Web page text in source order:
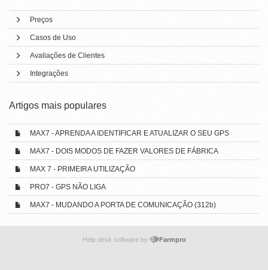
Preços
Casos de Uso
Avaliações de Clientes
Integrações
Artigos mais populares
MAX7 - APRENDA A IDENTIFICAR E ATUALIZAR O SEU GPS
MAX7 - DOIS MODOS DE FAZER VALORES DE FÁBRICA
MAX 7 - PRIMEIRA UTILIZAÇÃO
PRO7 - GPS NÃO LIGA
MAX7 - MUDANDO A PORTA DE COMUNICAÇÃO (312b)
Help desk software by Farmpro